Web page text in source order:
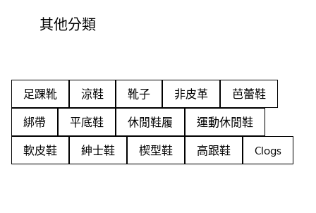
其他分類
足踝靴 涼鞋 靴子 非皮革
芭蕾鞋
綁帶
平底鞋 休閒鞋履
運動休閒鞋
軟皮鞋
紳士鞋 楔型鞋 高跟鞋 Clogs